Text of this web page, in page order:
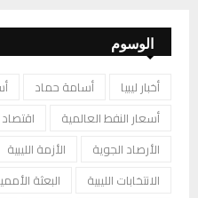
الوسوم
أخبار ليبيا أسامة حماد
أسعار النفط العالمية
اقتصاد
الأرصاد الجوية
الأزمة الليبية
الانتخابات الليبية
البعثة